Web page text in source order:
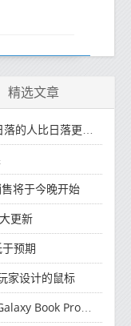
精选文章
人比日落更浪漫
将于今晚开始
更新
预期
家设计的鼠标
Book Pro 360笔记本电脑